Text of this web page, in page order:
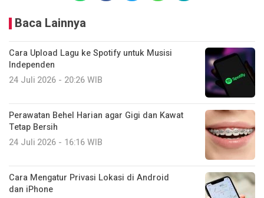
Baca Lainnya
Cara Upload Lagu ke Spotify untuk Musisi
Independen
24 Juli 2026 - 20:26 WIB
Perawatan Behel Harian agar Gigi dan Kawat
Tetap Bersih
24 Juli 2026 - 16:16 WIB
Cara Mengatur Privasi Lokasi di Android
dan iPhone